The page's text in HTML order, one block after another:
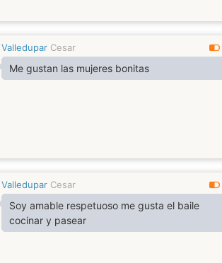
Valledupar Cesar
Me gustan las mujeres bonitas
Valledupar Cesar
Soy amable respetuoso me gusta el baile
cocinar y pasear